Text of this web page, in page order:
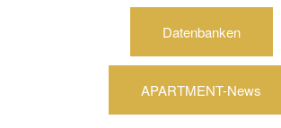
Datenbanken
APARTMENT-News